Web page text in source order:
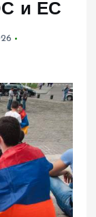
и ЕС